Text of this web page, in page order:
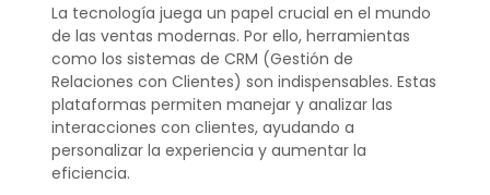
La tecnología juega un papel crucial en el mundo
de las ventas modernas. Por ello, herramientas
como los sistemas de CRM (Gestión de
Relaciones con Clientes) son indispensables. Estas
plataformas permiten manejar y analizar las
interacciones con clientes, ayudando a
personalizar la experiencia y aumentar la
eficiencia.